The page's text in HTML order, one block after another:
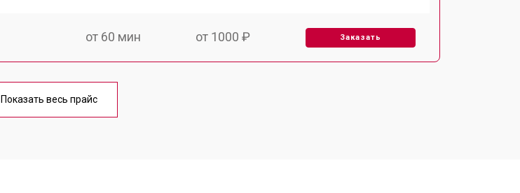
от 60 мин от 1000 ₽ Заказать
от 40 мин
Показать весь прайс